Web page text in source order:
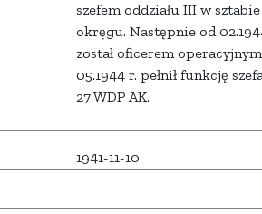
szefem oddziału III w sztabie
okręgu. Następnie od
został oficerem
05.1944 r. pełnił funkcję
27 WDP AK.
1941-11-10